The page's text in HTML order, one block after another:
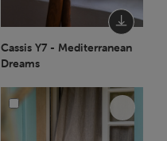
Cassis Y7 - Mediterranean
Dreams